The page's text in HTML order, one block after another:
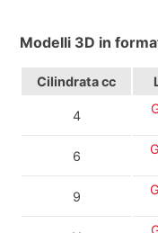
Modelli 3D in
Cilindratacc
4
6
9